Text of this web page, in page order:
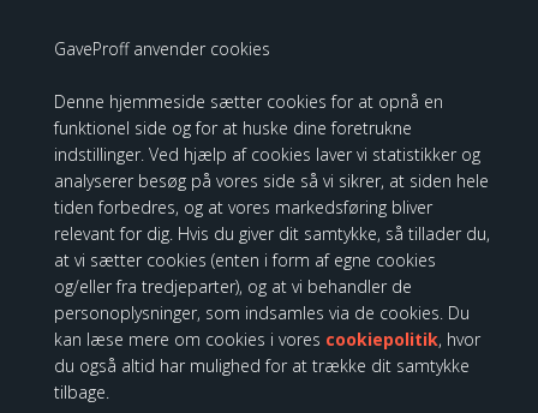
GaveProff anvender cookies
Denne hjemmeside sætter cookies for at opnå en
funktionel side og for at huske dine foretrukne
indstillinger. Ved hjælp af cookies laver vi statistikker og
analyserer besøg på vores side så vi sikrer, at siden hele
tiden forbedres, og at vores markedsføring bliver
relevant for dig. Hvis du giver dit samtykke, så tillader du,
at vi sætter cookies (enten i form af egne cookies
og/eller fra tredjeparter), og at vi behandler de
personoplysninger, som indsamles via de cookies. Du
kan læse mere om cookies i vores cookiepolitik, hvor
du også altid har mulighed for at trække dit samtykke
tilbage.
Willow Tree Little Shepherdness
399,00 DKK
359,10 DKK
Willow Tree - Nativity sæt med 6
smukke figurer